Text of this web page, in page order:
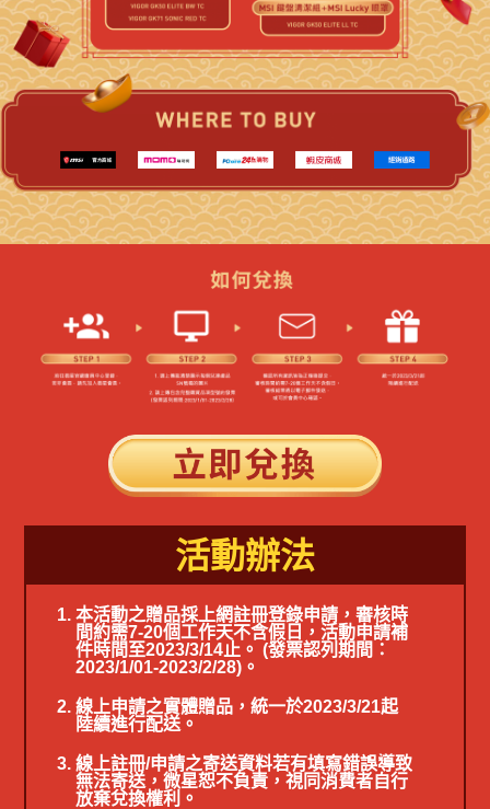
活動辦法
本活動之贈品採上網註冊登錄申請，審核時
間約需7-20個工作天不含假日，活動申請補
件時間至2023/3/14止。 (發票認列期間：
2023/1/01-2023/2/28)。
線上申請之實體贈品，統一於2023/3/21起
陸續進行配送。
線上註冊/申請之寄送資料若有填寫錯誤導致
無法寄送，微星恕不負責，視同消費者自行
放棄兌換權利。